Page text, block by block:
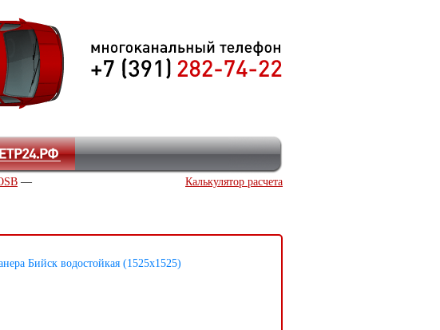
—
Калькулятор расчета
Бийск водостойкая (1525х1525)